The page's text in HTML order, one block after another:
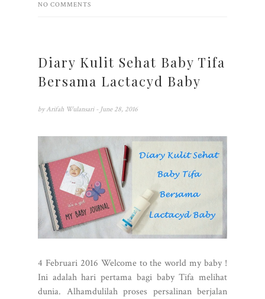
NO COMMENTS
Diary Kulit Sehat Baby Tifa
Bersama Lactacyd Baby
by Arifah Wulansari - June 28, 2016
4 Februari 2016 Welcome to the world my baby !
Ini adalah hari pertama bagi baby Tifa melihat
dunia. Alhamdulilah proses persalinan berjalan